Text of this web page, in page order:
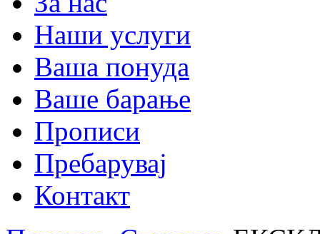
Наши услуги
Ваша понуда
Ваше барање
Прописи
Пребарувај
Контакт